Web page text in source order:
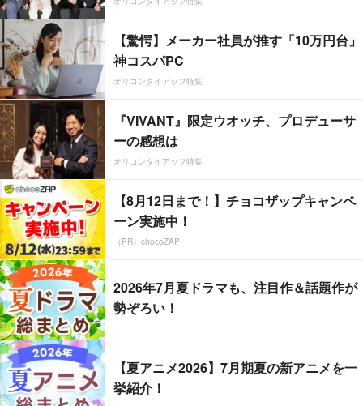
【驚愕】メーカー社員が推す「10万円台」
神コスパPC
オリコンタイアップ特集
『VIVANT』限定ウオッチ、プロデューサ
ーの感想は
オリコンタイアップ特集
【8月12日まで！】チョコザップキャンペ
ーン実施中！
（PR）chocoZAP
2026年7月夏ドラマも、注目作＆話題作が
勢ぞろい！
【夏アニメ2026】7月期夏の新アニメを一
挙紹介！